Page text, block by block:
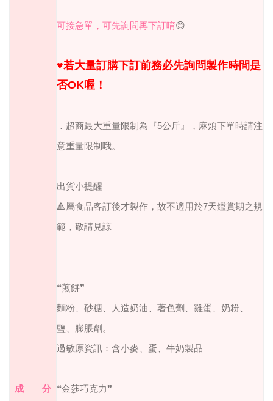
可接急單，可先詢問再下訂唷😊
♥若大量訂購下訂前務必先詢問製作時間是
否OK喔！
．超商最大重量限制為『5公斤』，麻煩下單時請注
意重量限制哦。
出貨小提醒
🔺 屬食品客訂後才製作，故不適用於7天鑑賞期之規
範，敬請見諒
成 分
❝煎餅❞
麵粉、砂糖、人造奶油、著色劑、雞蛋、奶粉、
鹽、膨脹劑。
過敏原資訊：含小麥、蛋、牛奶製品
❝金莎巧克力❞